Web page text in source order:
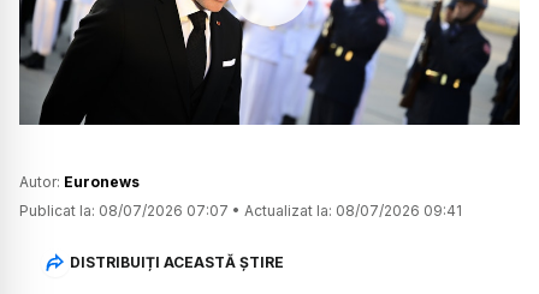
Watch
Autor: Euronews
Publicat la: 08/07/2026 07:07 • Actualizat la: 08/07/2026 09:41
DISTRIBUIȚI ACEASTĂ ȘTIRE